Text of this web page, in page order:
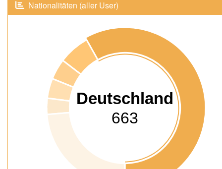
Nationalitäten (aller User)
Deutschland
663